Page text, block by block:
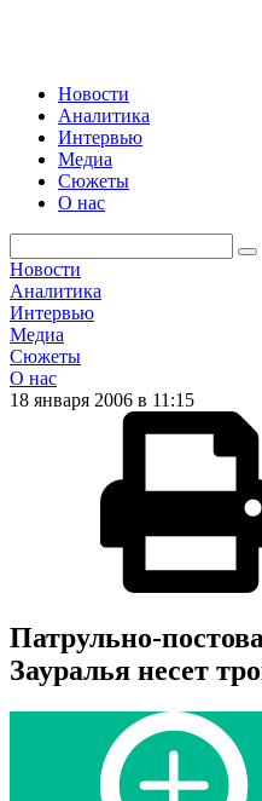
Новости
Аналитика
Интервью
Медиа
Сюжеты
О нас
Новости
Аналитика
Интервью
Медиа
Сюжеты
О нас
18 января 2006 в 11:15
Патрульно-
Зауралья несет